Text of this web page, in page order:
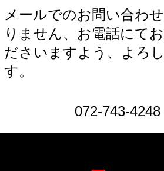
メールでのお問い合わ
りません、お電話にて
ださいますよう、よろ
す。
072-743-4248